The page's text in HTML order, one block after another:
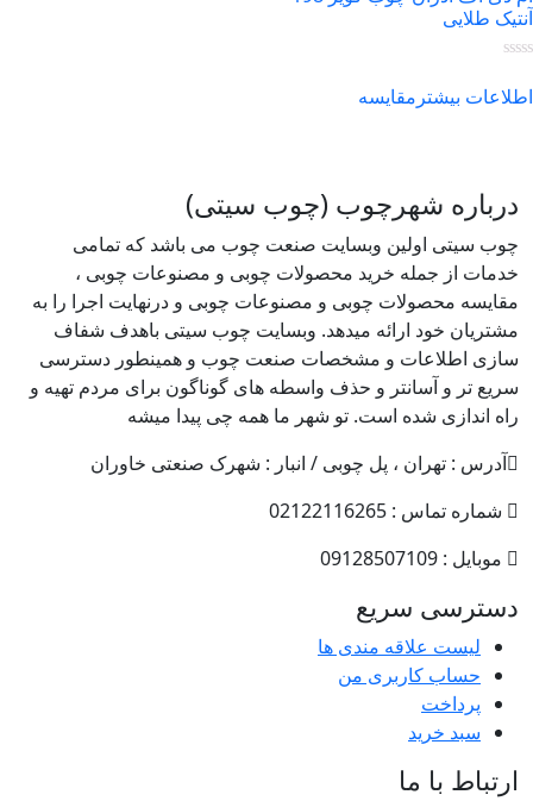
طلایی
بیشترمقایسه
درباره شهرچوب (چوب سیتی)
چوب سیتی اولین وبسایت صنعت چوب می باشد که تمامی
خدمات از جمله خرید محصولات چوبی و مصنوعات چوبی ،
مقایسه محصولات چوبی و مصنوعات چوبی و درنهایت اجرا را به
مشتریان خود ارائه میدهد. وبسایت چوب سیتی باهدف شفاف
سازی اطلاعات و مشخصات صنعت چوب و همینطور دسترسی
سریع تر و آسانتر و حذف واسطه های گوناگون برای مردم تهیه و
راه اندازی شده است. تو شهر ما همه چی پیدا میشه
آدرس : تهران ، پل چوبی / انبار : شهرک صنعتی خاوران
شماره تماس : 02122116265
موبایل : 09128507109
دسترسی سریع
لیست علاقه مندی ها
حساب کاربری من
پرداخت
سبد خرید
ارتباط با ما